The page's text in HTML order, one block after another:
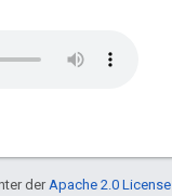
der Apache 2.0 License